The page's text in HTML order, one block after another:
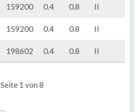
159200 0.4 0.8 II
159200 0.4 0.8 II
198602 0.4 0.8 II
Seite 1 von 8